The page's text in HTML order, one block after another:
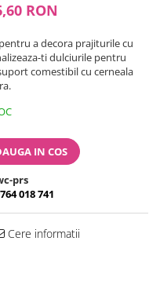
RON
a decora prajiturile cu
ti dulciurile pentru
comestibil cu cerneala
IN COS
prs
018 741
Cere informatii